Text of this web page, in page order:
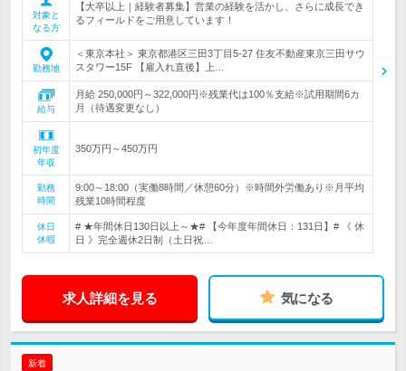
対象と
なる方
【大卒以上｜経験者募集】営業の経験を活かし、さらに成長でき
るフィールドをご用意しています！
勤務地
＜東京本社＞ 東京都港区三田3丁目5-27 住友不動産東京三田サウ
スタワー15F 【雇入れ直後】上…
給与
月給 250,000円～322,000円※残業代は100％支給※試用期間6カ
月（待遇変更なし）
初年度
年収
350万円～450万円
勤務
時間
9:00～18:00（実働8時間／休憩60分）※時間外労働あり※月平均
残業10時間程度
休日
休暇
# ★年間休日130日以上～★# 【今年度年間休日：131日】# 《 休
日 》完全週休2日制（土日祝…
求人詳細を見る 気になる
新着